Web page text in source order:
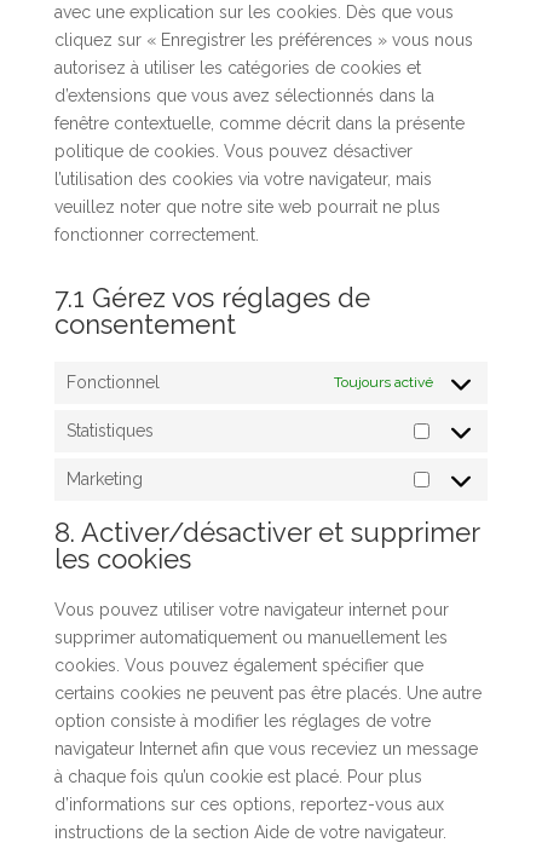
avec une explication sur les cookies. Dès que vous
cliquez sur « Enregistrer les préférences » vous nous
autorisez à utiliser les catégories de cookies et
d’extensions que vous avez sélectionnés dans la
fenêtre contextuelle, comme décrit dans la présente
politique de cookies. Vous pouvez désactiver
l’utilisation des cookies via votre navigateur, mais
veuillez noter que notre site web pourrait ne plus
fonctionner correctement.
7.1 Gérez vos réglages de
consentement
Fonctionnel Toujours activé
Statistiques
Statistiques
Marketing
Marketing
8. Activer/désactiver et supprimer
les cookies
Vous pouvez utiliser votre navigateur internet pour
supprimer automatiquement ou manuellement les
cookies. Vous pouvez également spécifier que
certains cookies ne peuvent pas être placés. Une autre
option consiste à modifier les réglages de votre
navigateur Internet afin que vous receviez un message
à chaque fois qu’un cookie est placé. Pour plus
d’informations sur ces options, reportez-vous aux
instructions de la section Aide de votre navigateur.